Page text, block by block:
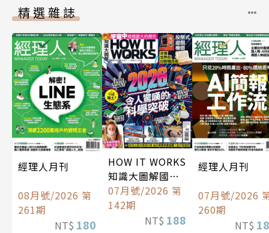
精選雜誌
經理人月刊
08月號/2026 第
261期
NT$ 180
HOW IT WORKS
知識大圖解國際
中文版
07月號/2026 第
142期
NT$ 188
經理人月刊
07月號/2026
260期
NT$